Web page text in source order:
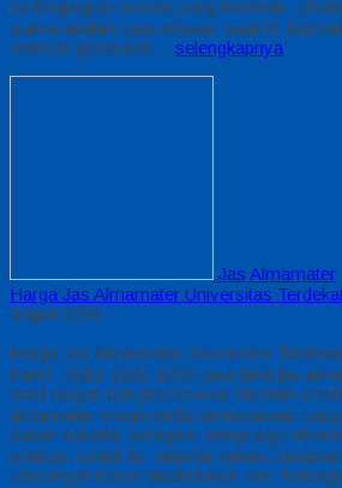
perlengkapan wisuda yang bermutu.
utama adalah toga wisuda, saat ini,
mencari produsen… selengkapnya
Jas Almamater
Harga Jas Almamater Universitas
4 April 2026
Harga Jas Almamater Universitas
Kami : 0812-2282-1060 Jasa jahit jas
hasil elegan dan profesional Memilih
almamater murah perlu perencanaan
bukan sekadar seragam, tetapi juga
institusi. Untuk itu, standar bahan,
rancangan harus didahulukan Kini,